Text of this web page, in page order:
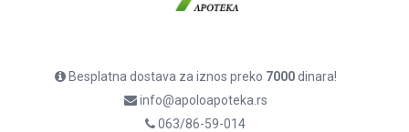
Besplatna dostava za iznos preko 7000dinara!
info@apoloapoteka.rs
063/86-59-014